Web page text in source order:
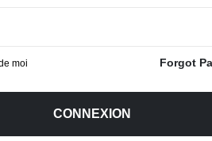
moi Forgot
CONNEXION